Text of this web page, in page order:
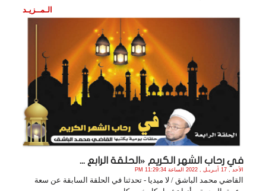
الـمــزيـد
في رحاب الشهر الكريم «الحلقة الرابع ...
الأحد , 17 أبـريـل , 2022 الساعة 11:29:34 PM
القاضي محمد الباشق / لا ميديا - تحدثنا في الحلقة السابقة عن سعة